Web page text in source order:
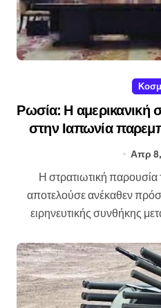
Ρωσία: Η αμερικανική
στην Ιαπωνία
Απρ
Η στρατιωτική παρουσία των ΗΠΑ στην Ιαπωνία
αποτελούσε ανέκαθεν
ειρηνευτικής συνθήκης